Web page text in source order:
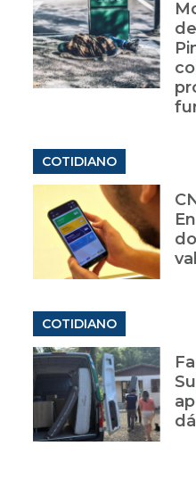
COTIDIANO
COTIDIANO